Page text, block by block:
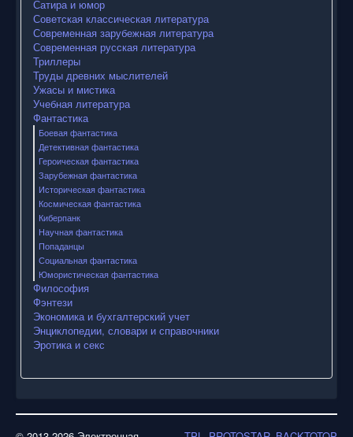
Сатира и юмор
Советская классическая литература
Современная зарубежная литература
Современная русская литература
Триллеры
Труды древних мыслителей
Ужасы и мистика
Учебная литература
Фантастика
Боевая фантастика
Детективная фантастика
Героическая фантастика
Зарубежная фантастика
Историческая фантастика
Космическая фантастика
Киберпанк
Научная фантастика
Попаданцы
Социальная фантастика
Юмористическая фантастика
Философия
Фэнтези
Экономика и бухгалтерский учет
Энциклопедии, словари и справочники
Эротика и секс